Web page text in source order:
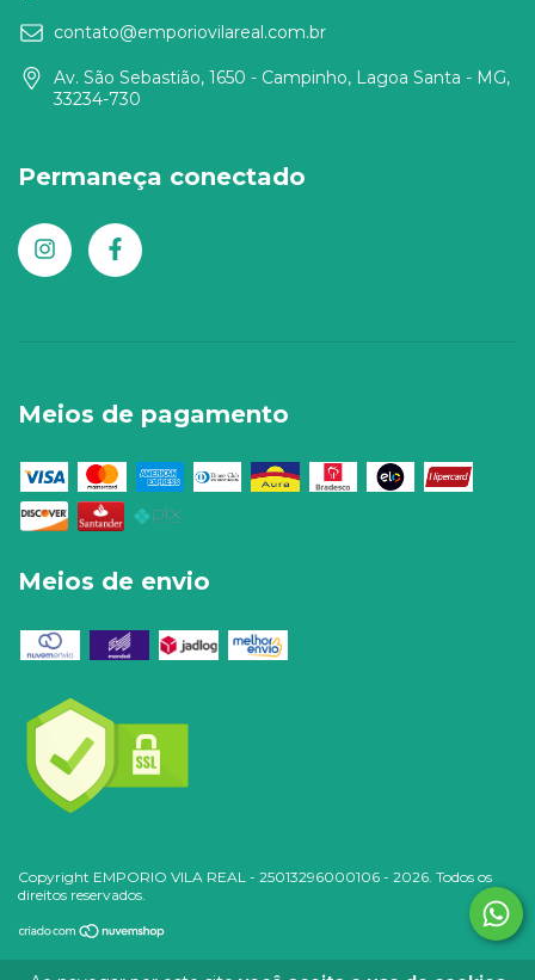
contato@emporiovilareal.com.br
Av. São Sebastião, 1650 - Campinho, Lagoa Santa - MG,
33234-730
Permaneça conectado
Meios de pagamento
Meios de envio
Copyright EMPORIO VILA REAL - 25013296000106 - 2026. Todos os
direitos reservados.